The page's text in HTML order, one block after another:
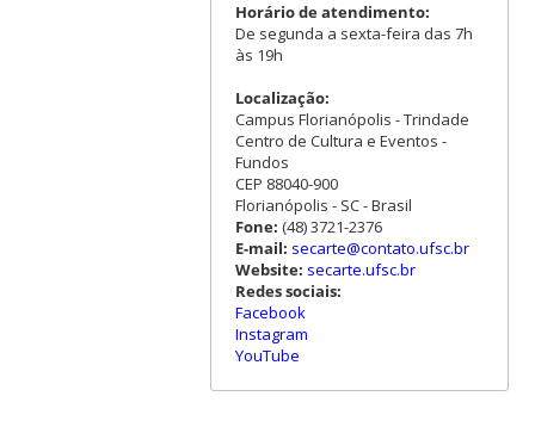
Horário de atendimento:
De segunda a sexta-feira das 7h
às 19h
Localização:
Campus Florianópolis - Trindade
Centro de Cultura e Eventos -
Fundos
CEP 88040-900
Florianópolis - SC - Brasil
Fone: (48) 3721-2376
E-mail: secarte@contato.ufsc.br
Website: secarte.ufsc.br
Redes sociais:
Facebook
Instagram
YouTube